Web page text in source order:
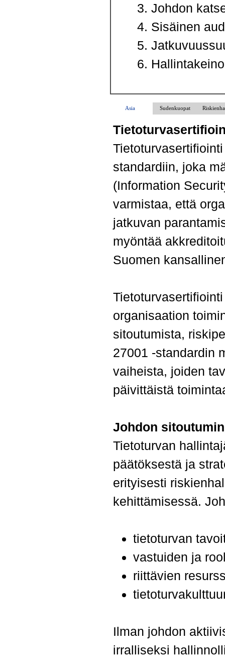
Johdon
Sisäinen
Asia Sudenkuopat
standardiin, joka
(Information
varmistaa, että
jatkuvan
myöntää
Suomen
organisaation
sitoutumista,
27001 -standardin
vaiheista, joiden
päivittäistä
Johdon
Tietoturvan
päätöksestä ja
erityisesti
kehittämisessä.
tietoturvan
vastuiden ja
riittävien
Ilman johdon
irralliseksi